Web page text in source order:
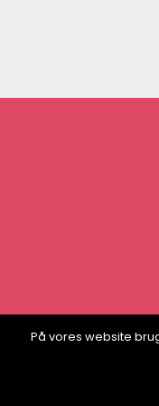
På vores website